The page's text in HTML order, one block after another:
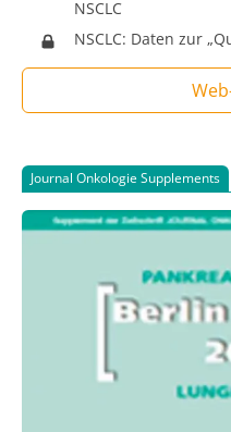
NSCLC
NSCLC: Daten zur
Journal Onkologie Supplements